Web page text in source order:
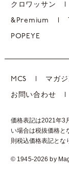
クロワッサン
&Premium
POPEYE
MCS マガ
お問い合わせ
価格表記は2021年3
い場合は税抜価格と
則税込価格表記とな
© 1945-2026 by